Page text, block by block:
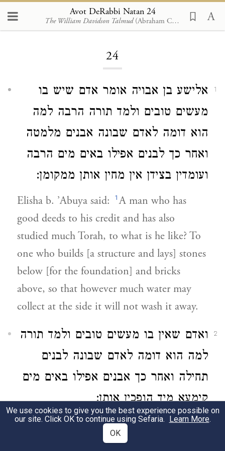
Avot DeRabbi Natan 24
The William Davidson Talmud (Abraham Cohen, Soncino Press, 1965)
Loading...
24
1
אלישע בן אבויה אומר אדם שיש בו
מעשים טובים ולמד תורה הרבה למה
הוא דומה לאדם שבונה אבנים מלמטה
ואחר כך לבנים אפילו באים מים הרבה
ועומדין בצידן אין מחין אותן ממקומן:
Elisha b. ’Abuya said: 1 A man who has
good deeds to his credit and has also
studied much Torah, to what is he like? To
one who builds [a structure and lays] stones
below [for the foundation] and bricks
above, so that however much water may
collect at the side it will not wash it away.
2
ואדם שאין בו מעשים טובים ולמד תורה
למה הוא דומה לאדם שבונה לבנים
תחילה ואחר כך אבנים אפילו באים מים
קימעא מיד הופכין אותן:
But a man who has no good deeds to his
credit, though he has studied Torah, to
We use cookies to give you the best experience possible on
our site. Click OK to continue using Sefaria. Learn More.
OK